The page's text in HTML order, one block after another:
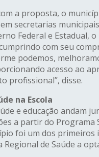
a proposta, o
secretarias
Federal e Estadual,
com seu
podemos,
acesso ao
profissional”, disse.
na Escola
e educação andam
a partir do Programa
foi um dos primeiros
de Saúde a